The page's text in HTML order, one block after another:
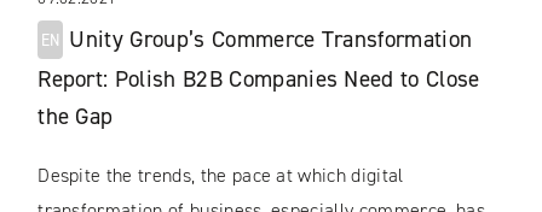
EN Unity Group’s Commerce Transformation
Report: Polish B2B Companies Need to Close
the Gap
Despite the trends, the pace at which digital